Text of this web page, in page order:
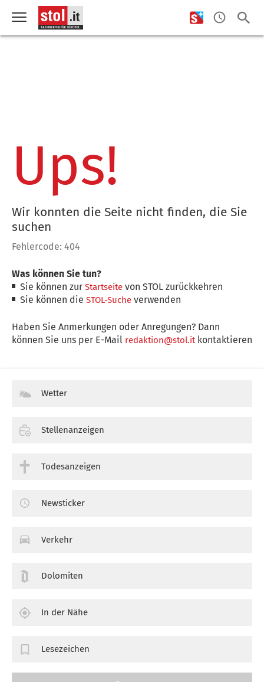
Ups!
Wir konnten die Seite nicht finden, die Sie
suchen
Fehlercode: 404
Was können Sie tun?
Sie können zurStartseite von STOL zurückkehren
Sie können dieSTOL-Suche verwenden
Haben Sie Anmerkungen oder Anregungen? Dann
können Sie uns per E-Mail redaktion@stol.itkontaktieren
Wetter
Stellenanzeigen
Todesanzeigen
Newsticker
Verkehr
Dolomiten
In der Nähe
Lesezeichen